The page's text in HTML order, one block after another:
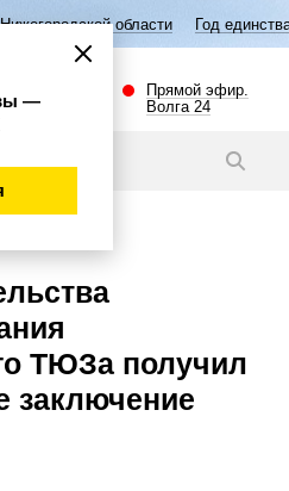
Год единства народов
Прямой эфир.
Волга 24
ТЮЗа получил
заключение
—